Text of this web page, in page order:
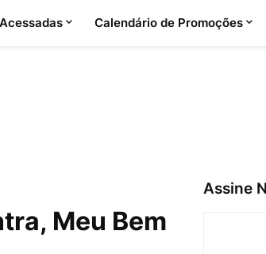
Calendário de Promoções
Meu Bem
Assine